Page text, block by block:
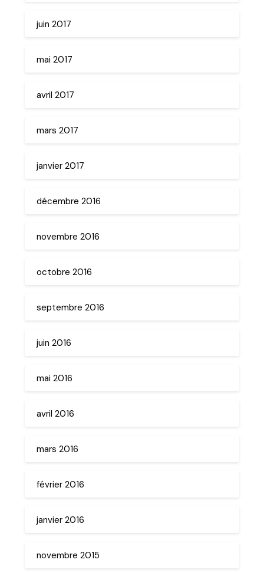
juin 2017
mai 2017
avril 2017
mars 2017
janvier 2017
décembre 2016
novembre 2016
octobre 2016
septembre 2016
juin 2016
mai 2016
avril 2016
mars 2016
février 2016
janvier 2016
novembre 2015